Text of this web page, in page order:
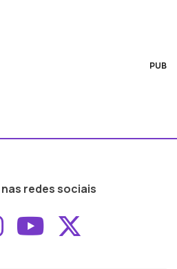
PUB
redes sociais
ao
Aceder ao
Aceder ao